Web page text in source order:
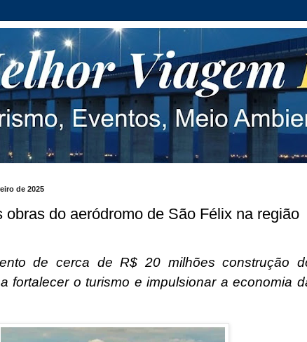
de 2025
obras do aeródromo de São Félix na região
de cerca de R$ 20 milhões construção
fortalecer o turismo e impulsionar a economia